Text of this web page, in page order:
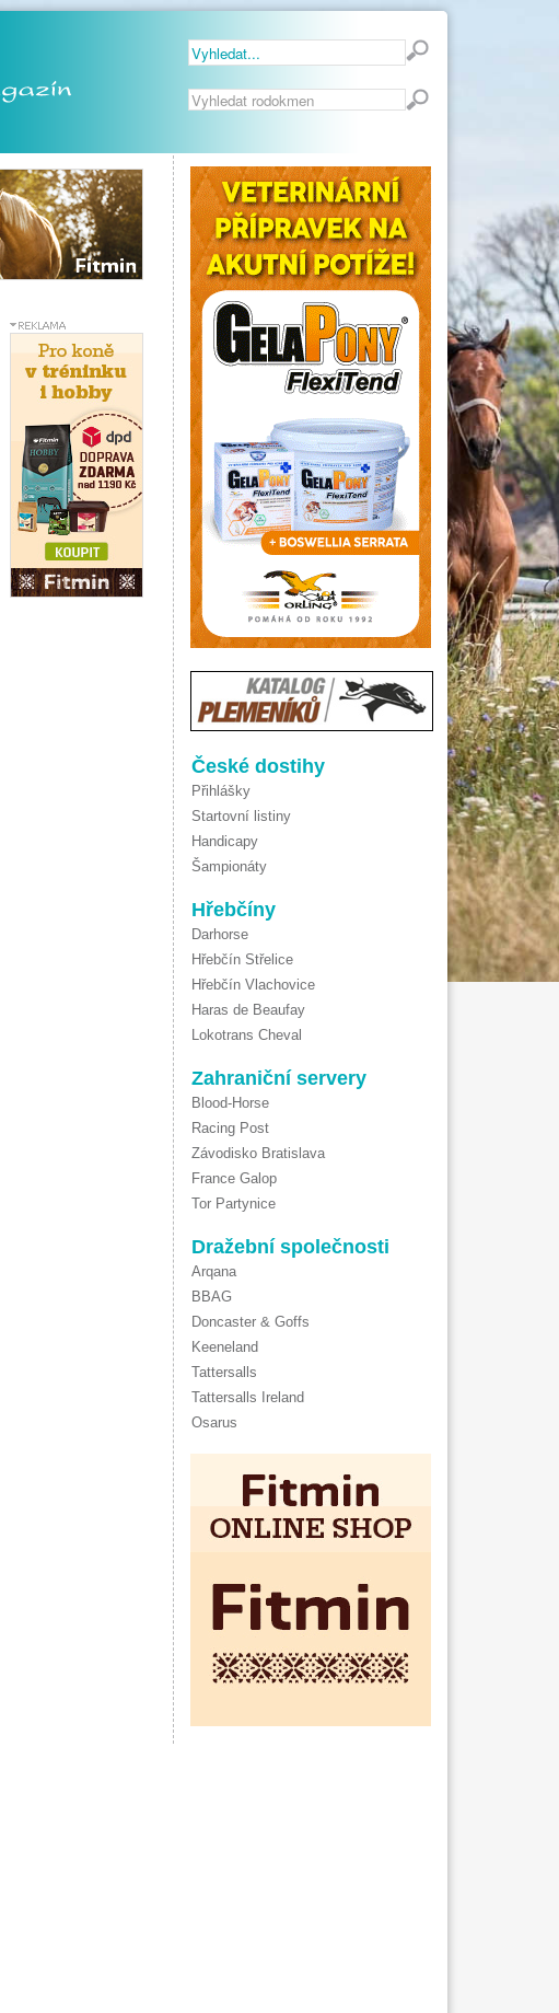
Vyhledávání...
České dostihy
Přihlášky
Startovní listiny
Handicapy
Šampionáty
Hřebčíny
Darhorse
Hřebčín Střelice
Hřebčín Vlachovice
Haras de Beaufay
Lokotrans Cheval
Zahraniční servery
Blood-Horse
Racing Post
Závodisko Bratislava
France Galop
Tor Partynice
Dražební společnosti
Arqana
BBAG
Doncaster & Goffs
Keeneland
Tattersalls
Tattersalls Ireland
Osarus